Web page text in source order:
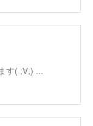
す( ;∀;) ...